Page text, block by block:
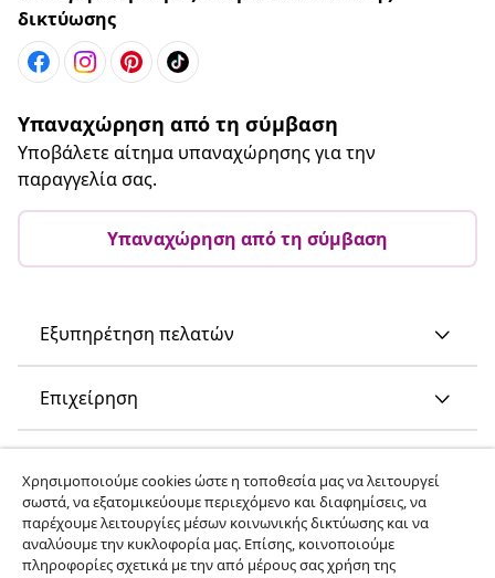
δικτύωσης
Υπαναχώρηση από τη σύμβαση
Υποβάλετε αίτημα υπαναχώρησης για την
παραγγελία σας.
Υπαναχώρηση από τη σύμβαση
Εξυπηρέτηση πελατών
Επιχείρηση
Ανακαλύψτε περισσότερα
Χρησιμοποιούμε cookies ώστε η τοποθεσία μας να λειτουργεί
σωστά, να εξατομικεύουμε περιεχόμενο και διαφημίσεις, να
παρέχουμε λειτουργίες μέσων κοινωνικής δικτύωσης και να
αναλύουμε την κυκλοφορία μας. Επίσης, κοινοποιούμε
πληροφορίες σχετικά με την από μέρους σας χρήση της